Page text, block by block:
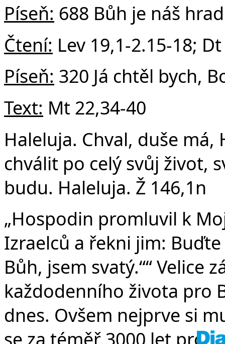
v
Píseň: 688 Bůh je náš hrad
Čtení: Lev 19,1-2.15-18;
Píseň: 320 Já chtěl bych,
Text: Mt 22,34-40
Haleluja. Chval, duše
chválit po celý svůj život,
budu. Haleluja. Ž 146,1n
„Hospodin promluvil k
Izraelců a řekni jim:
Bůh, jsem svatý.““ Velice
každodenního života pro
dnes. Ovšem nejprve si